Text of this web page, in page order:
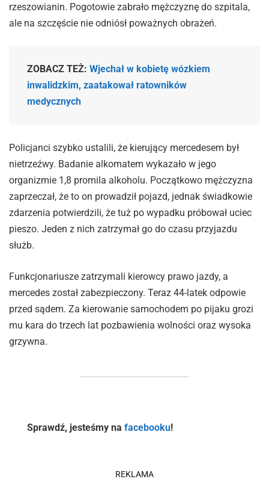
rzeszowianin. Pogotowie zabrało mężczyznę do szpitala,
ale na szczęście nie odniósł poważnych obrażeń.
ZOBACZ TEŻ: Wjechał w kobietę wózkiem
inwalidzkim, zaatakował ratowników
medycznych
Policjanci szybko ustalili, że kierujący mercedesem był
nietrzeźwy. Badanie alkomatem wykazało w jego
organizmie 1,8 promila alkoholu. Początkowo mężczyzna
zaprzeczał, że to on prowadził pojazd, jednak świadkowie
zdarzenia potwierdzili, że tuż po wypadku próbował uciec
pieszo. Jeden z nich zatrzymał go do czasu przyjazdu
służb.
Funkcjonariusze zatrzymali kierowcy prawo jazdy, a
mercedes został zabezpieczony. Teraz 44-latek odpowie
przed sądem. Za kierowanie samochodem po pijaku grozi
mu kara do trzech lat pozbawienia wolności oraz wysoka
grzywna.
Sprawdź, jesteśmy na facebooku!
REKLAMA